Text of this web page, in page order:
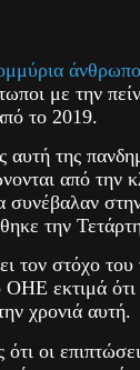
με την
το 2019.
αυτή της
από την
συνέβαλαν
την
τον στόχο του
εκτιμά
χρονιά αυτή.
οι